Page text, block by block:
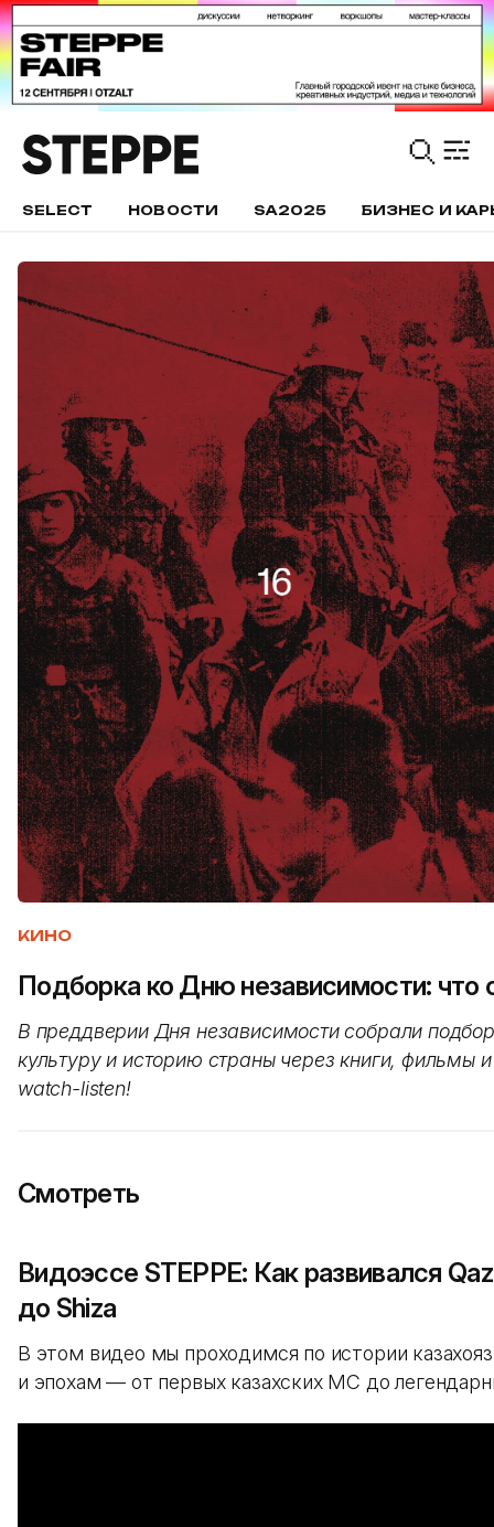
SELECT НОВОСТИ SA2025 БИЗНЕС И
КИНО
Подборка ко Дню независимости: что
В преддверии Дня независимости собрали
культуру и историю страны через книги, фильмы
watch-listen!
Смотреть
Видоэссе STEPPE: Как развивался
до Shiza
В этом видео мы проходимся по истории
и эпохам — от первых казахских MC до